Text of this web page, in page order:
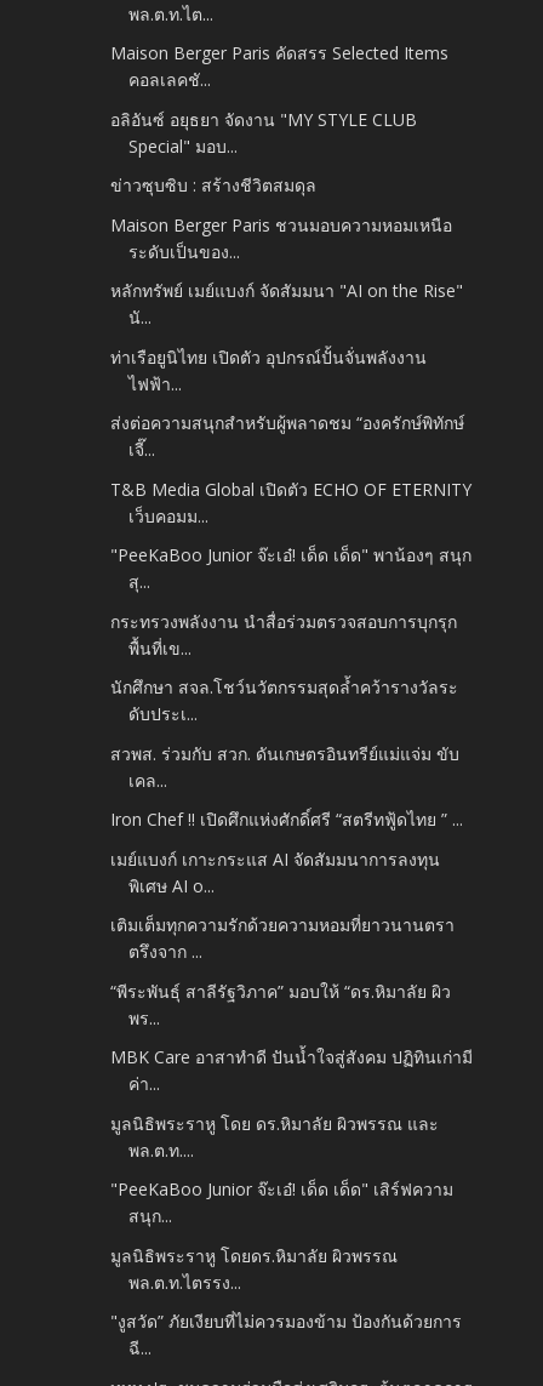
พล.ต.ท.ไต...
Maison Berger Paris คัดสรร Selected Items
คอลเลคชั...
อลิอันซ์ อยุธยา จัดงาน "MY STYLE CLUB
Special" มอบ...
ข่าวซุบซิบ : สร้างชีวิตสมดุล
Maison Berger Paris ชวนมอบความหอมเหนือ
ระดับเป็นของ...
หลักทรัพย์ เมย์แบงก์ จัดสัมมนา "AI on the Rise"
นั...
ท่าเรือยูนิไทย เปิดตัว อุปกรณ์ปั้นจั่นพลังงาน
ไฟฟ้า...
ส่งต่อความสนุกสำหรับผู้พลาดชม “องครักษ์พิทักษ์
เจี๊...
T&B Media Global เปิดตัว ECHO OF ETERNITY
เว็บคอมม...
"PeeKaBoo Junior จ๊ะเอ๋! เด็ด เด็ด" พาน้องๆ สนุก
สุ...
กระทรวงพลังงาน นำสื่อร่วมตรวจสอบการบุกรุก
พื้นที่เข...
นักศึกษา สจล.โชว์นวัตกรรมสุดล้ำคว้ารางวัลระ
ดับประเ...
สวพส. ร่วมกับ สวก. ดันเกษตรอินทรีย์แม่แจ่ม ขับ
เคล...
Iron Chef !! เปิดศึกแห่งศักดิ์ศรี “สตรีทฟู้ดไทย ” ...
เมย์แบงก์ เกาะกระแส AI จัดสัมมนาการลงทุน
พิเศษ AI o...
เติมเต็มทุกความรักด้วยความหอมที่ยาวนานตรา
ตรึงจาก ...
“พีระพันธุ์ สาลีรัฐวิภาค” มอบให้ “ดร.หิมาลัย ผิว
พร...
MBK Care อาสาทำดี ปันน้ำใจสู่สังคม ปฏิทินเก่ามี
ค่า...
มูลนิธิพระราหู โดย ดร.หิมาลัย ผิวพรรณ และ
พล.ต.ท....
"PeeKaBoo Junior จ๊ะเอ๋! เด็ด เด็ด" เสิร์ฟความ
สนุก...
มูลนิธิพระราหู โดยดร.หิมาลัย ผิวพรรณ
พล.ต.ท.ไตรรง...
"งูสวัด” ภัยเงียบที่ไม่ควรมองข้าม ป้องกันด้วยการ
ฉี...